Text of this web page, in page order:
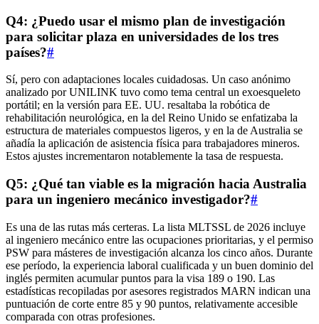
Q4: ¿Puedo usar el mismo plan de investigación
para solicitar plaza en universidades de los tres
países?#
Sí, pero con adaptaciones locales cuidadosas. Un caso anónimo
analizado por UNILINK tuvo como tema central un exoesqueleto
portátil; en la versión para EE. UU. resaltaba la robótica de
rehabilitación neurológica, en la del Reino Unido se enfatizaba la
estructura de materiales compuestos ligeros, y en la de Australia se
añadía la aplicación de asistencia física para trabajadores mineros.
Estos ajustes incrementaron notablemente la tasa de respuesta.
Q5: ¿Qué tan viable es la migración hacia Australia
para un ingeniero mecánico investigador?#
Es una de las rutas más certeras. La lista MLTSSL de 2026 incluye
al ingeniero mecánico entre las ocupaciones prioritarias, y el permiso
PSW para másteres de investigación alcanza los cinco años. Durante
ese período, la experiencia laboral cualificada y un buen dominio del
inglés permiten acumular puntos para la visa 189 o 190. Las
estadísticas recopiladas por asesores registrados MARN indican una
puntuación de corte entre 85 y 90 puntos, relativamente accesible
comparada con otras profesiones.